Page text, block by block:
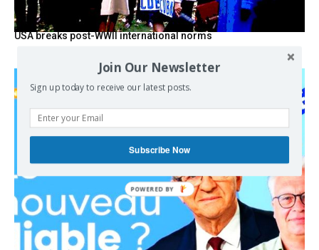
USA breaks post-WWII international norms
Join Our Newsletter
Sign up today to receive our latest posts.
Subscribe Now
POWERED BY